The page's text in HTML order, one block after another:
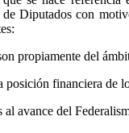
Diputados con
propiamente del
posición financiera de
al avance del